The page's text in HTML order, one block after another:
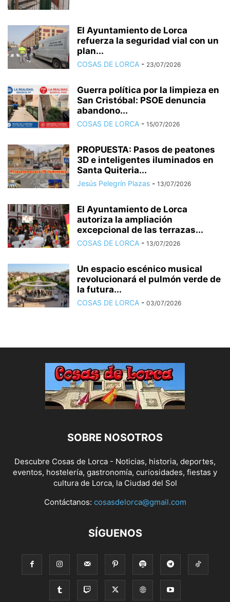
El Ayuntamiento de Lorca
refuerza la seguridad vial con un
plan...
COSAS DE LORCA - 23/07/2026
Guerra política por la limpieza en
San Cristóbal: PSOE denuncia
abandono...
COSAS DE LORCA - 15/07/2026
PROPUESTA: Pasos de peatones
3D e inteligentes iluminados en
Santa Quiteria...
Jesús Pelegrín Plazas - 13/07/2026
El Ayuntamiento de Lorca
autoriza la ampliación
excepcional de las terrazas...
COSAS DE LORCA - 13/07/2026
Un espacio escénico musical
revolucionará el pulmón verde de
la futura...
COSAS DE LORCA - 03/07/2026
SOBRE NOSOTROS
Descubre Cosas de Lorca - Noticias, historia, deportes,
eventos, hostelería, gastronomía, curiosidades, fiestas y
cultura de Lorca, la Ciudad del Sol
Contáctanos: cosasdelorca@gmail.com
SÍGUENOS